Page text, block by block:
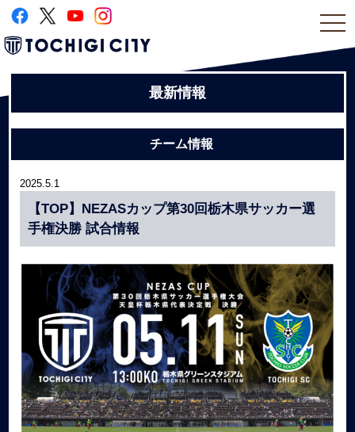
最新情報
チーム情報
2025.5.1
【TOP】NEZASカップ第30回栃木県サッカー選
手権決勝 試合情報